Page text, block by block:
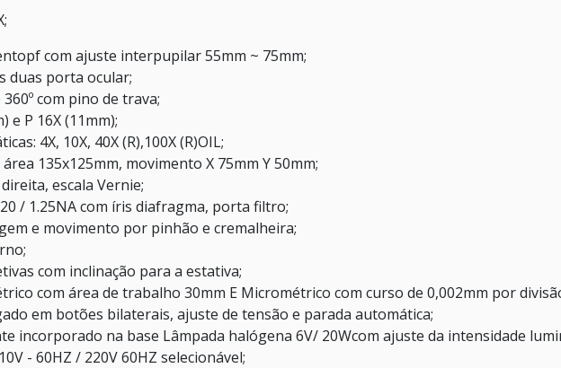
com ajuste interpupilar 55mm ~ 75mm;
duas porta ocular;
com pino de trava;
e P 16X (11mm);
4X, 10X, 40X (R),100X (R)OIL;
135x125mm, movimento X 75mm Y 50mm;
escala Vernie;
/ 1.25NA com íris diafragma, porta filtro;
e movimento por pinhão e cremalheira;
com inclinação para a estativa;
com área de trabalho 30mm E Micrométrico com curso de 0,002mm por
em botões bilaterais, ajuste de tensão e parada automática;
incorporado na base Lâmpada halógena 6V/ 20Wcom ajuste da intensidade
- 60HZ / 220V 60HZ selecionável;